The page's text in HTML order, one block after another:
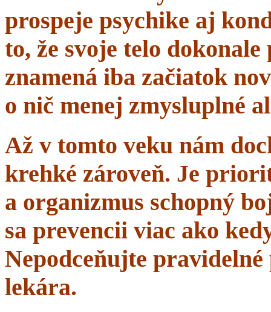
prospeje psychike aj
to, že svoje telo dokonale
znamená iba začiatok
o nič menej zmysluplné
Až v tomto veku nám
krehké zároveň. Je
a organizmus schopný
sa prevencii viac ako
Nepodceňujte
lekára.